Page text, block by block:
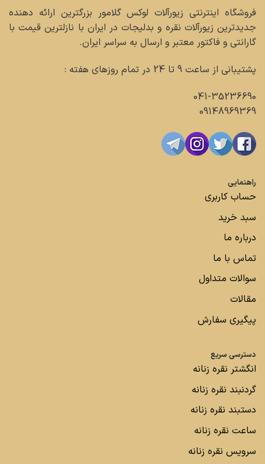
فروشگاه اینترنتی زیورآلات لوکس گلامور بزرگترین ارائه دهنده
جدیدترین زیورآلات نقره و بدلیجات در ایران با نازلترین قیمت با
گارانتی و فاکتور معتبر و ارسال به سراسر ایران.
پشتیبانی از ساعت 9 تا 24 در تمام روزهای هفته :
041-35236690
09148969369
راهنمایی
حساب کاربری
سبد خرید
درباره ما
تماس با ما
سوالات متداول
مقالات
پیگیری سفارش
دسترسی سریع
انگشتر نقره زنانه
گردنبند نقره زنانه
دستبند نقره زنانه
ساعت نقره زنانه
سرویس نقره زنانه